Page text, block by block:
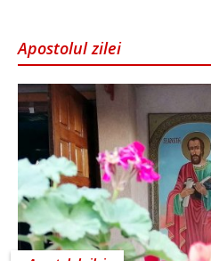
Apostolul zilei